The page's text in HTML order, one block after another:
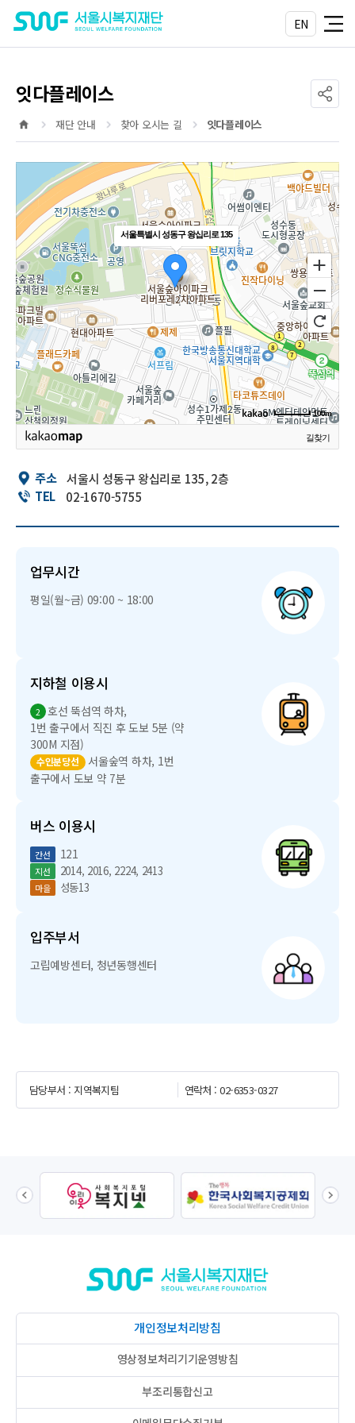
서울시복지재단 EN
잇다플레이스
메인페이지 이동
재단 안내 찾아 오시는 길 잇다플레이스
링크 공
서울특별시 성동구 왕십리로 135
100m
길찾기
주소
서울시 성동구 왕십리로 135, 2층
TEL
02-1670-5755
업무시간
평일(월~금) 09:00 ~ 18:00
지하철 이용시
2
호선 뚝섬역 하차,
1번 출구에서 직진 후 도보 5분 (약
300M 지점)
수인분당선 서울숲역 하차, 1번
출구에서 도보 약 7분
버스 이용시
간선 121
지선 2014, 2016, 2224, 2413
마을 성동13
입주부서
고립예방센터, 청년동행센터
담당부서 : 지역복지팀 연락처 : 02-6353-0327
서울시복지재단
개인정보처리방침
영상정보처리기기운영방침
부조리통합신고